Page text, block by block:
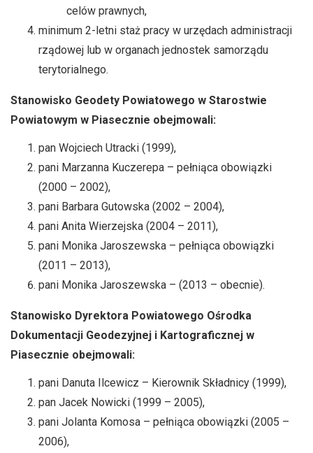
celów prawnych,
minimum 2-letni staż pracy w urzędach administracji
rządowej lub w organach jednostek samorządu
terytorialnego.
Stanowisko Geodety Powiatowego w Starostwie
Powiatowym w Piasecznie obejmowali:
pan Wojciech Utracki (1999),
pani Marzanna Kuczerepa – pełniąca obowiązki
(2000 – 2002),
pani Barbara Gutowska (2002 – 2004),
pani Anita Wierzejska (2004 – 2011),
pani Monika Jaroszewska – pełniąca obowiązki
(2011 – 2013),
pani Monika Jaroszewska – (2013 – obecnie).
Stanowisko Dyrektora Powiatowego Ośrodka
Dokumentacji Geodezyjnej i Kartograficznej w
Piasecznie obejmowali:
pani Danuta Ilcewicz – Kierownik Składnicy (1999),
pan Jacek Nowicki (1999 – 2005),
pani Jolanta Komosa – pełniąca obowiązki (2005 –
2006),